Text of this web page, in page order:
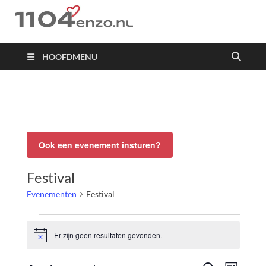
1104 en zo
HOOFDMENU
Ook een evenement insturen?
Festival
Evenementen Festival
BerichtEr zijn geen resultaten gevonden.